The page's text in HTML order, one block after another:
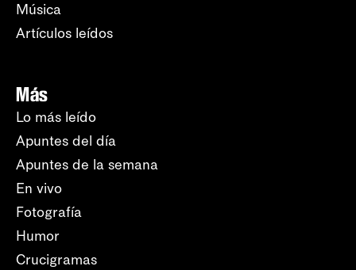
Música
Artículos leídos
Más
Lo más leído
Apuntes del día
Apuntes de la semana
En vivo
Fotografía
Humor
Crucigramas